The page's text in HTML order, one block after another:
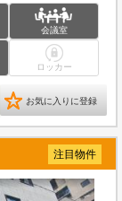
会議室
ロッカー
お気に入りに登録
注目物件